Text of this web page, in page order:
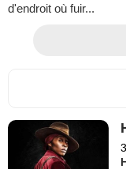
d'endroit où fuir...